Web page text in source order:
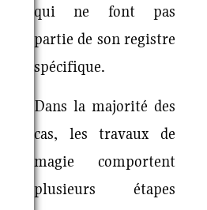
qui ne font pas
partie de son registre
spécifique.
Dans la majorité des
cas, les travaux de
magie comportent
plusieurs étapes